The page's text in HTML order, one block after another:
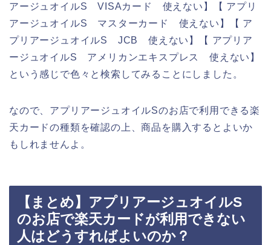
アージュオイルS VISAカード 使えない】【 アプリ
アージュオイルS マスターカード 使えない】【 ア
プリアージュオイルS JCB 使えない】【 アプリア
ージュオイルS アメリカンエキスプレス 使えない】
という感じで色々と検索してみることにしました。
なので、アプリアージュオイルSのお店で利用できる楽
天カードの種類を確認の上、商品を購入するとよいか
もしれませんよ。
【まとめ】アプリアージュオイルS
のお店で楽天カードが利用できない
人はどうすればよいのか？